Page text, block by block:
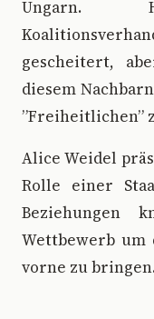
gescheitert,
diesem
”Freiheitlichen”
Alice Weidel
Rolle einer
Beziehungen
Wettbewerb um
vorne zu